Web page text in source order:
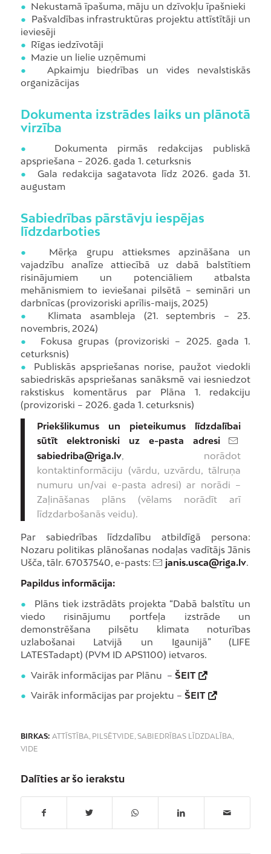
● Nekustamā īpašuma, māju un dzīvokļu īpašnieki
● Pašvaldības infrastruktūras projektu attīstītāji un
ieviesēji
● Rīgas iedzīvotāji
● Mazie un lielie uzņēmumi
● Apkaimju biedrības un vides nevalstiskās
organizācijas
Dokumenta izstrādes laiks un plānotā
virzība
● Dokumenta pirmās redakcijas publiskā
apspriešana – 2026. gada 1. ceturksnis
● Gala redakcija sagatavota līdz 2026. gada 31.
augustam
Sabiedrības pārstāvju iespējas
līdzdarboties
● Mērķa grupu attieksmes apzināšana un
vajadzību analīze attiecībā uz dabā balstītiem
risinājumiem un potenciāliem atbalsta
mehānismiem to ieviešanai pilsētā – semināri un
darbnīcas (provizoriski aprīlis-maijs, 2025)
● Klimata asambleja (21. septembris – 23.
novembris, 2024)
● Fokusa grupas (provizoriski – 2025. gada 1.
ceturksnis)
● Publiskās apspriešanas norise, paužot viedokli
sabiedriskās apspriešanas sanāksmē vai iesniedzot
rakstiskus komentārus par Plāna 1. redakciju
(provizoriski – 2026. gada 1. ceturksnis)
Priekšlikumus un pieteikumus līdzdalībai
sūtīt elektroniski uz e-pasta adresi
sabiedriba@riga.lv, norādot
kontaktinformāciju (vārdu, uzvārdu, tālruņa
numuru un/vai e-pasta adresi) ar norādi –
Zaļināšanas plāns (vēlams norādīt arī
līdzdarbošanās veidu).
Par sabiedrības līdzdalību atbildīgā persona:
Nozaru politikas plānošanas nodaļas vadītājs Jānis
Ušča, tālr. 67037540, e-pasts:
janis.usca@riga.lv.
Papildus informācija:
● Plāns tiek izstrādāts projekta “Dabā balstītu un
viedo risinājumu portfeļa izstrāde un
demonstrēšana pilsētu klimata noturības
uzlabošanai Latvijā un Igaunijā” (LIFE
LATESTadapt) (PVM ID APS1100) ietvaros.
● Vairāk informācijas par Plānu – ŠEIT
● Vairāk informācijas par projektu – ŠEIT
BIRKAS: ATTĪSTĪBA, PILSĒTVIDE, SABIEDRĪBAS LĪDZDALĪBA,
VIDE
Dalīties ar šo ierakstu